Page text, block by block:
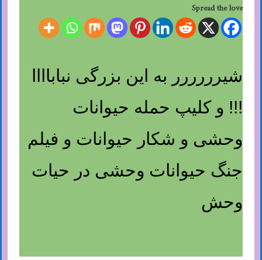
Spread the love
شیرررررر به این بزرگی نباباااا
!!! و کلیپ حمله حیوانات
وحشی و شکار حیوانات و فیلم
جنگ حیوانات وحشی در حیات
وحش